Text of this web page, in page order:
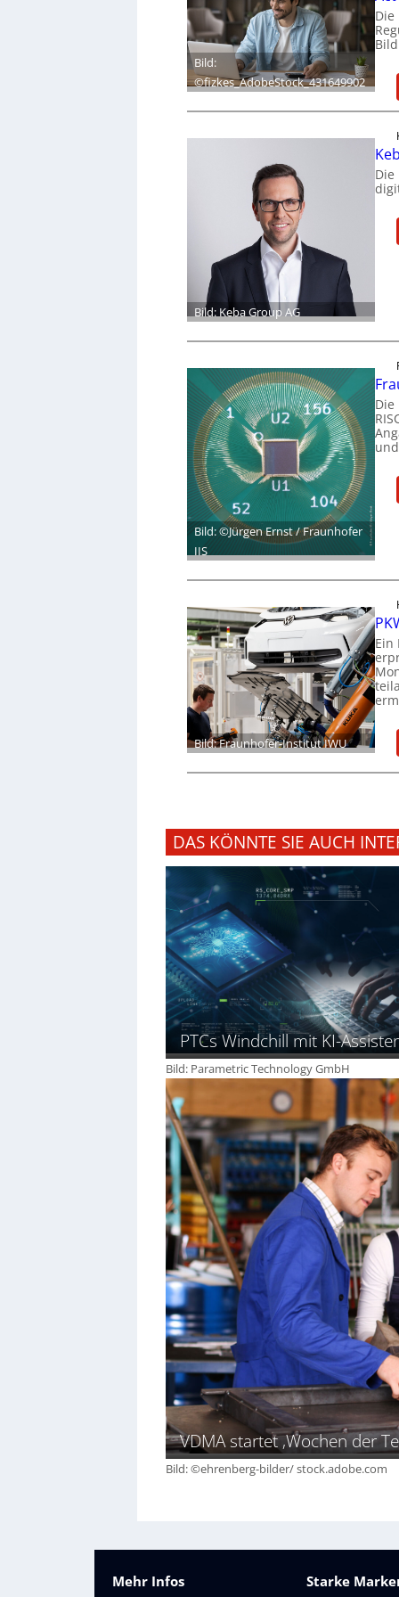
Bild:
©fizkes_AdobeStock_431649902
Die
Bild: Keba Group AG
Bild: ©Jürgen Ernst / Fraunhofer
IIS
Die
Bild: Fraunhofer-Institut IWU
Ein
DAS KÖNNTE SIE AUCH
PTCs Windchill mit KI-
Bild: Parametric Technology GmbH
VDMA startet ‚Wochen der
Bild: ©ehrenberg-bilder/ stock.adobe.com
Mehr Infos Starke